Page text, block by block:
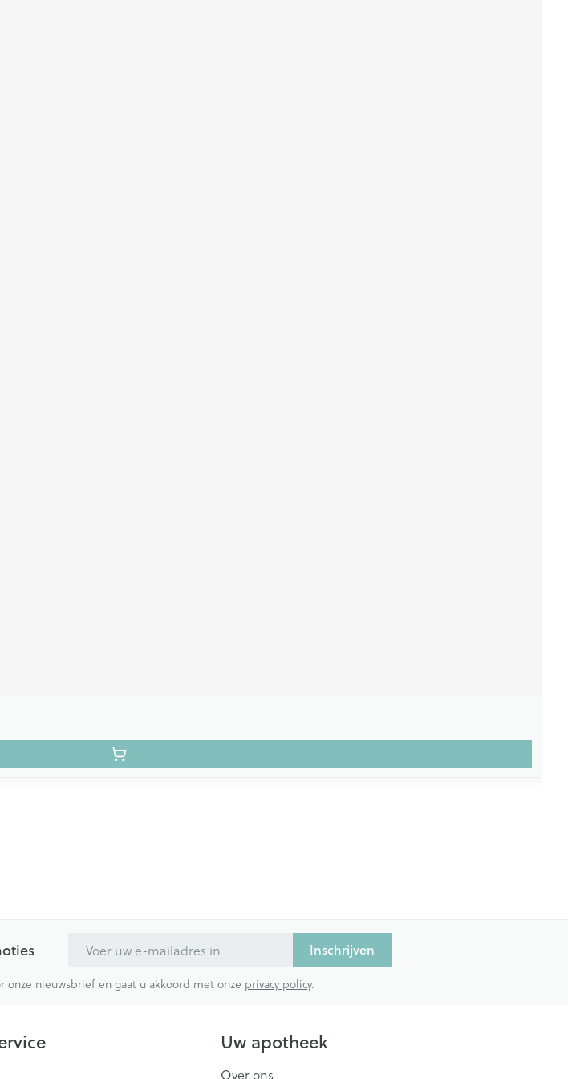
Inschrijven
nieuwsbrief en gaat u akkoord met onze privacy policy.
Uw apotheek
Over ons